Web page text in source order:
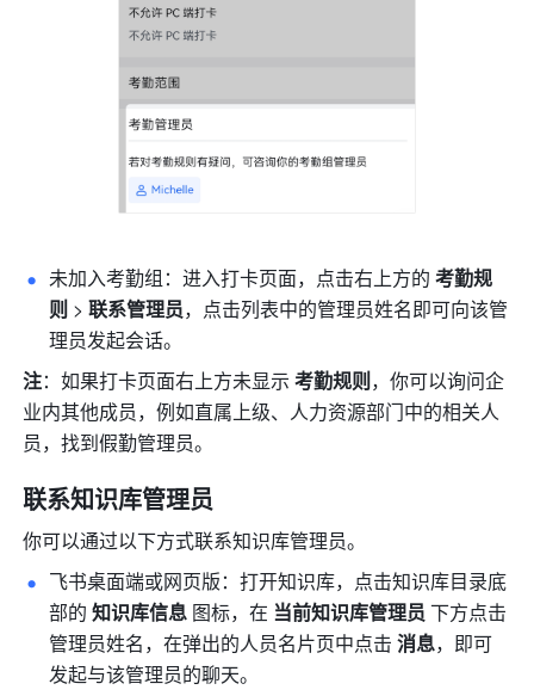
未加入考勤组：进入打卡页面，点击右上方的 考勤规
则 > 联系管理员，点击列表中的管理员姓名即可向该管
理员发起会话。
注：如果打卡页面右上方未显示 考勤规则，你可以询问企
业内其他成员，例如直属上级、人力资源部门中的相关人
员，找到假勤管理员。
联系知识库管理员
你可以通过以下方式联系知识库管理员。
飞书桌面端或网页版：打开知识库，点击知识库目录底
部的 知识库信息 图标，在 当前知识库管理员 下方点击
管理员姓名，在弹出的人员名片页中点击 消息，即可
发起与该管理员的聊天。